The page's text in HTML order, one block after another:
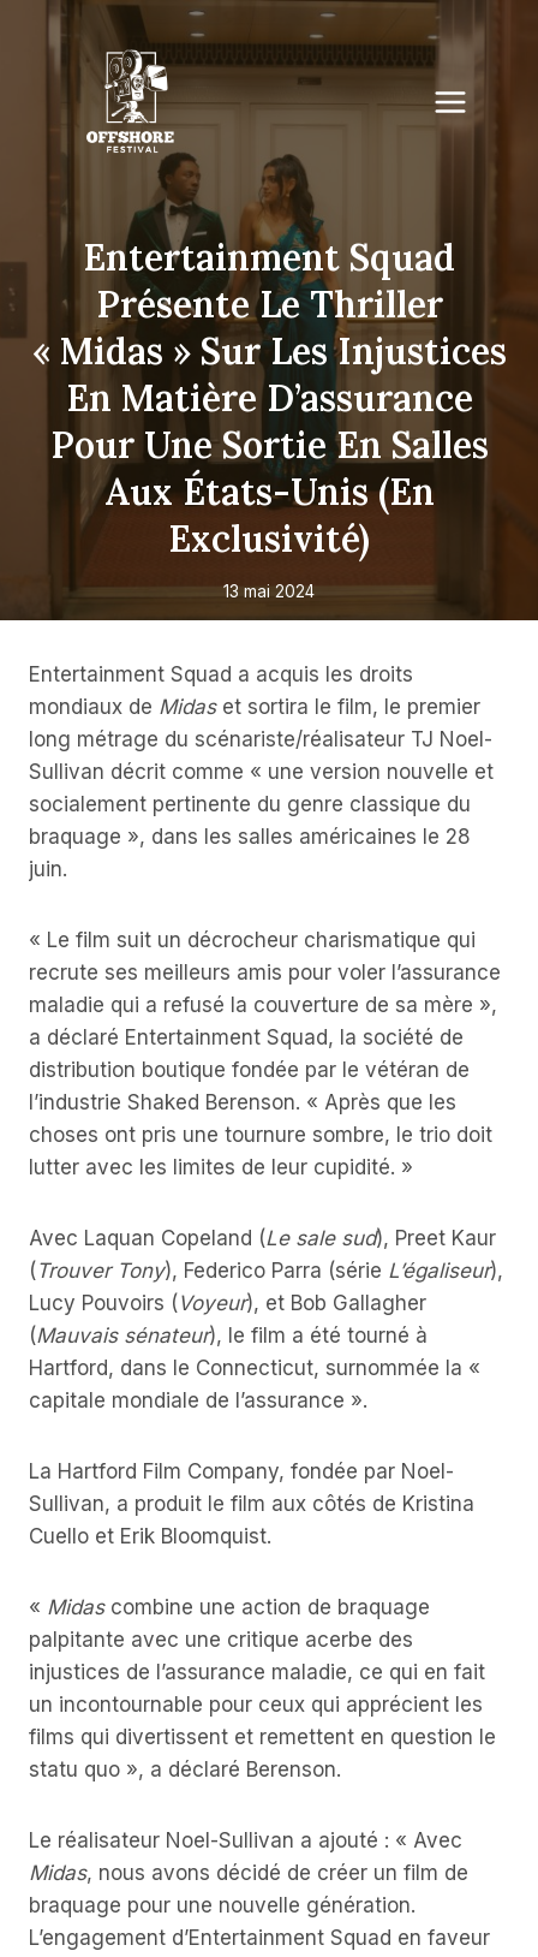
Entertainment Squad
Présente Le Thriller
« Midas » Sur Les Injustices
En Matière D’assurance
Pour Une Sortie En Salles
Aux États-Unis (en
Exclusivité)
13 mai 2024
Entertainment Squad a acquis les droits
mondiaux de Midaset sortira le film, le premier
long métrage du scénariste/réalisateur TJ Noel-
Sullivan décrit comme « une version nouvelle et
socialement pertinente du genre classique du
braquage », dans les salles américaines le 28
juin.
« Le film suit un décrocheur charismatique qui
recrute ses meilleurs amis pour voler l’assurance
maladie qui a refusé la couverture de sa mère »,
a déclaré Entertainment Squad, la société de
distribution boutique fondée par le vétéran de
l’industrie Shaked Berenson. « Après que les
choses ont pris une tournure sombre, le trio doit
lutter avec les limites de leur cupidité. »
Avec Laquan Copeland (Le sale sud), Preet Kaur
( Trouver Tony), Federico Parra (série L’égaliseur),
Lucy Pouvoirs ( Voyeur), et Bob Gallagher
(Mauvais sénateur), le film a été tourné à
Hartford, dans le Connecticut, surnommée la «
capitale mondiale de l’assurance ».
La Hartford Film Company, fondée par Noel-
Sullivan, a produit le film aux côtés de Kristina
Cuello et Erik Bloomquist.
« Midascombine une action de braquage
palpitante avec une critique acerbe des
injustices de l’assurance maladie, ce qui en fait
un incontournable pour ceux qui apprécient les
films qui divertissent et remettent en question le
statu quo », a déclaré Berenson.
Le réalisateur Noel-Sullivan a ajouté : « Avec
Midas, nous avons décidé de créer un film de
braquage pour une nouvelle génération.
L’engagement d’Entertainment Squad en faveur